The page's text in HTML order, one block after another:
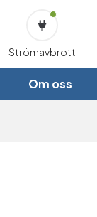
Strömavbrott
Om oss